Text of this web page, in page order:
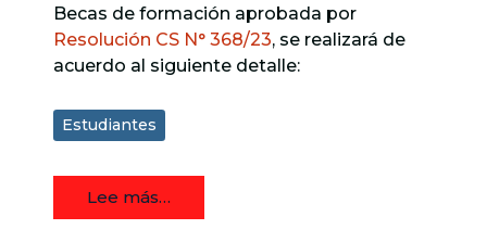
Becas de formación aprobada por
Resolución CS N° 368/23, se realizará de
acuerdo al siguiente detalle:
Estudiantes
Lee más…